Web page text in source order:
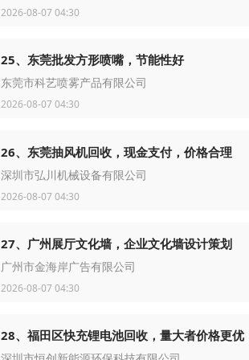
2026-08-07 04:30
25、东莞批发方形喷嘴，节能性好
东莞市科艺喷雾产品有限公司
2026-08-07 04:30
26、东莞抽风机回收，现金支付，价格合理
深圳市弘川机械设备有限公司
2026-08-07 04:30
27、广州展厅文化墙，企业文化墙设计策划
广州市金海岸广告有限公司
2026-08-07 04:30
28、福田区快充锂电池回收，量大者价格更优